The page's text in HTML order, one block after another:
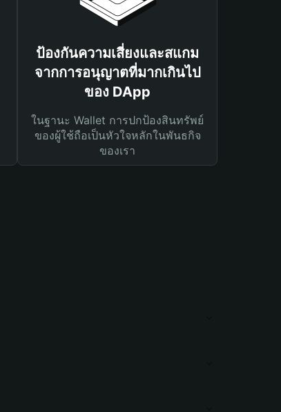
ป้องกันความเสี่ยงและสแกม
จากการอนุญาตที่มากเกินไป
ของ DApp
ในฐานะ Wallet การปกป้องสินทรัพย์
ของผู้ใช้ถือเป็นหัวใจหลักในพันธกิจ
ของเรา